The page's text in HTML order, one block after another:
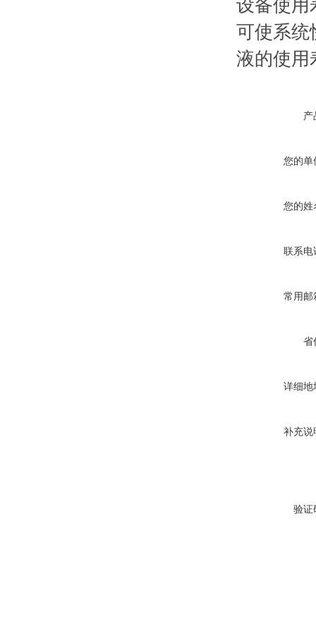
设备使用
可使系统
液的使用
产
您的单
您的姓
联系电
常用邮
省
详细地
补充说
验证